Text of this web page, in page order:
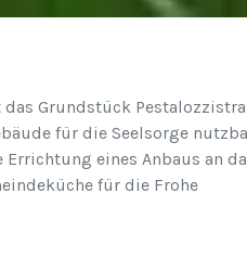
Grundstück
für die Seelsorge
eines Anbaus an
für die Frohe